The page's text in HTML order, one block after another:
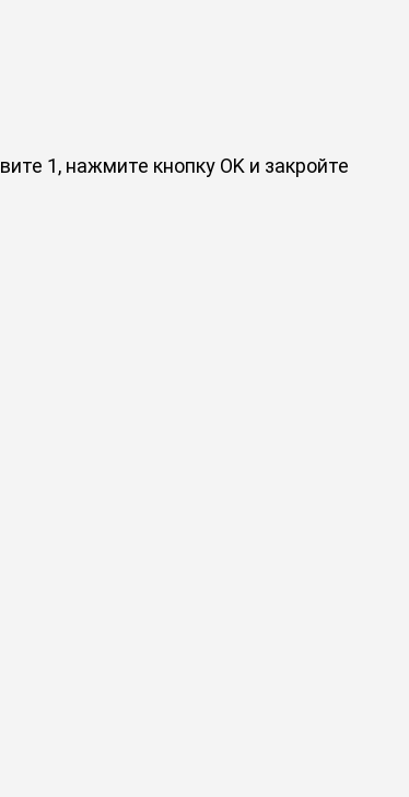
1, нажмите кнопку OK и закройте